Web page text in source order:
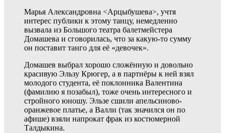
Марья Александровна <Арцыбушева>, учтя
интерес публики к этому танцу, немедленно
вызвала из Большого театра балетмейстера
Домашева и сговорилась, что за какую‑то сумму
он поставит танго для её «девочек».
Домашев выбрал хорошо сложённую и довольно
красивую Эльзу Крюгер, а в партнёры к ней взял
молодого студента, её поклонника Валентина
(фамилию я позабыл), тоже очень интересного и
стройного юношу. Эльзе сшили апельсиново-
оранжевое платье, а Валли (так значился он по
афише) взяли напрокат фрак из костюмерной
Талдыкина.